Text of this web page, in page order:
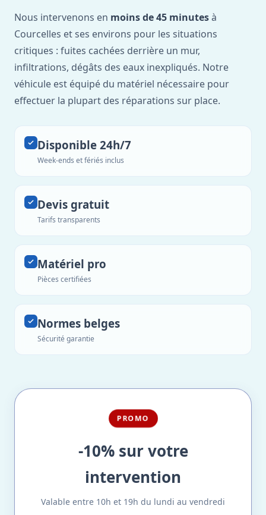
Nous intervenons en moins de 45 minutesà
Courcelles et ses environs pour les situations
critiques : fuites cachées derrière un mur,
infiltrations, dégâts des eaux inexpliqués. Notre
véhicule est équipé du matériel nécessaire pour
effectuer la plupart des réparations sur place.
Disponible 24h/7
Week-ends et fériés inclus
Devis gratuit
Tarifs transparents
Matériel pro
Pièces certifiées
Normes belges
Sécurité garantie
PROMO
-10% sur votre
intervention
Valable entre 10h et 19h du lundi au vendredi